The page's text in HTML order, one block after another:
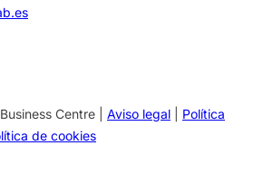
Centre | Aviso legal
Política
de cookies